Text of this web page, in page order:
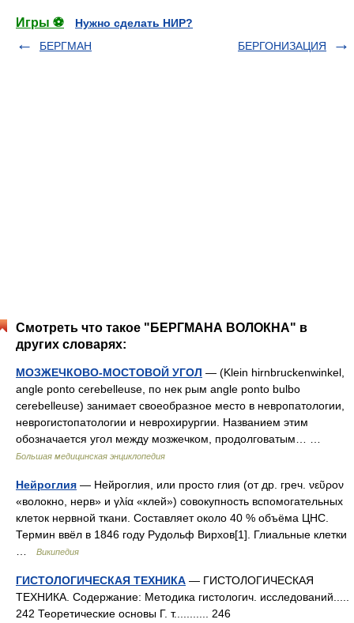
Игры ⚽
Нужно сделать НИР?
БЕРГМАН
БЕРГОНИЗАЦИЯ
Смотреть что такое "БЕРГМАНА ВОЛОКНА" в
других словарях:
МОЗЖЕЧКОВО-МОСТОВОЙ УГОЛ — (Klein hirnbruckenwinkel,
angle ponto cerebelleuse, по нек рым angle ponto bulbo
cerebelleuse) занимает своеобразное место в невропатологии,
неврогистопатологии и неврохирургии. Названием этим
обозначается угол между мозжечком, продолговатым… …
Большая медицинская энциклопедия
Нейроглия — Нейроглия, или просто глия (от др. греч. νεῦρον
«волокно, нерв» и γλία «клей») совокупность вспомогательных
клеток нервной ткани. Составляет около 40 % объёма ЦНС.
Термин ввёл в 1846 году Рудольф Вирхов[1]. Глиальные клетки
Википедия
ГИСТОЛОГИЧЕСКАЯ ТЕХНИКА — ГИСТОЛОГИЧЕСКАЯ
ТЕХНИКА. Содержание: Методика гистологич. исследований.....
242 Теоретические основы Г. т........... 246